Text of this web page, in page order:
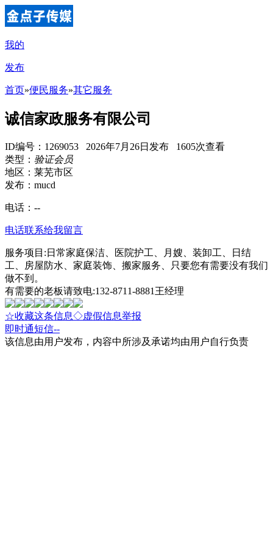
我的
发布
首页»便民服务»其它服务
诚信家政服务有限公司
ID编号：1269053 2026年7月26日发布 1605次查看
类型： 验证会员
地区：莱芜市区
发布：mucd
电话： --
电话联系给我留言
服务项目:日常家庭保洁、医院护工、月嫂、装卸工、日结
工、房屋防水、家庭装饰、搬家服务、只要您有需要没有我们
做不到。
有需要的老板请致电:132-8711-8881王经理
☆收藏这条信息◇虚假信息举报
即时通短信--
该信息由用户发布，内容中所涉及承诺均由用户自行负责